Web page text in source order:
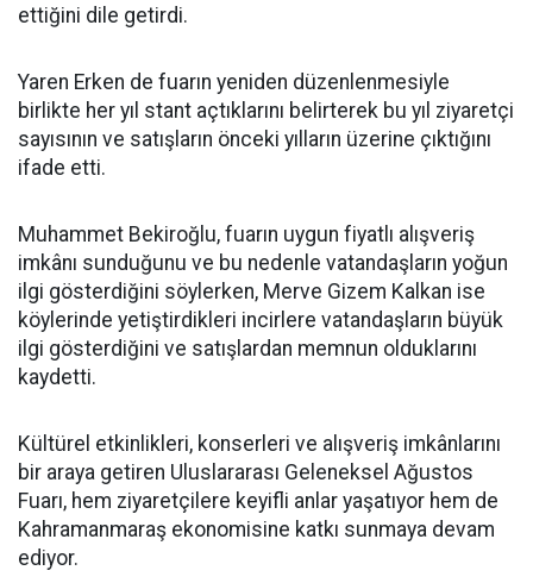
ettiğini dile getirdi.
Yaren Erken de fuarın yeniden düzenlenmesiyle
birlikte her yıl stant açtıklarını belirterek bu yıl ziyaretçi
sayısının ve satışların önceki yılların üzerine çıktığını
ifade etti.
Muhammet Bekiroğlu, fuarın uygun fiyatlı alışveriş
imkânı sunduğunu ve bu nedenle vatandaşların yoğun
ilgi gösterdiğini söylerken, Merve Gizem Kalkan ise
köylerinde yetiştirdikleri incirlere vatandaşların büyük
ilgi gösterdiğini ve satışlardan memnun olduklarını
kaydetti.
Kültürel etkinlikleri, konserleri ve alışveriş imkânlarını
bir araya getiren Uluslararası Geleneksel Ağustos
Fuarı, hem ziyaretçilere keyifli anlar yaşatıyor hem de
Kahramanmaraş ekonomisine katkı sunmaya devam
ediyor.